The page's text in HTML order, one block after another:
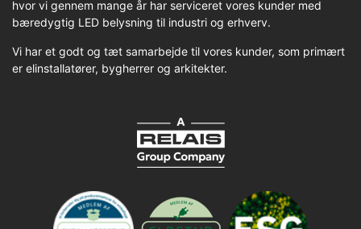
hvor vi gennem mange år har serviceret vores kunder med
bæredygtig LED belysning til industri og erhverv.
Vi har et godt og tæt samarbejde til vores kunder, som primært
er elinstallatører, bygherrer og arkitekter.